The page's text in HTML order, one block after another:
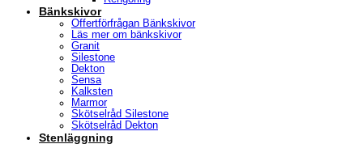
Bänkskivor
Offertförfrågan Bänkskivor
Läs mer om bänkskivor
Granit
Silestone
Dekton
Sensa
Kalksten
Marmor
Skötselråd Silestone
Skötselråd Dekton
Stenläggning